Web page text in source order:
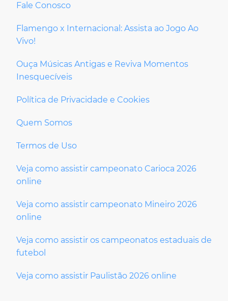
Fale Conosco
Flamengo x Internacional: Assista ao Jogo Ao
Vivo!
Ouça Músicas Antigas e Reviva Momentos
Inesquecíveis
Política de Privacidade e Cookies
Quem Somos
Termos de Uso
Veja como assistir campeonato Carioca 2026
online
Veja como assistir campeonato Mineiro 2026
online
Veja como assistir os campeonatos estaduais de
futebol
Veja como assistir Paulistão 2026 online